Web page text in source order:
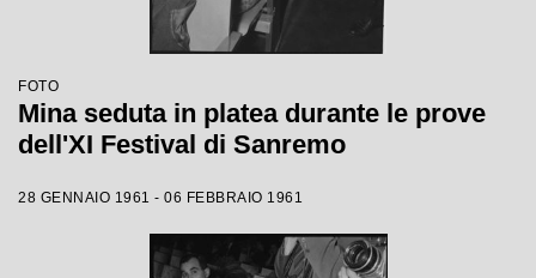
FOTO
Mina seduta in platea durante le prove
dell'XI Festival di Sanremo
28 GENNAIO 1961 - 06 FEBBRAIO 1961